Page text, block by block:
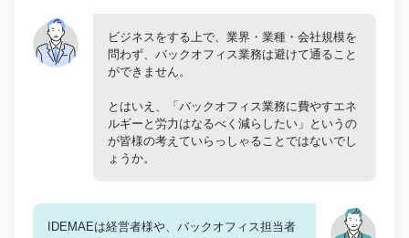
ビジネスをする上で、業界・業種・会社規模を
問わず、バックオフィス業務は避けて通ること
ができません。
とはいえ、「バックオフィス業務に費やすエネ
ルギーと労力はなるべく減らしたい」というの
が皆様の考えていらっしゃることではないでし
ょうか。
IDEMAEは経営者様や、バックオフィス担当者